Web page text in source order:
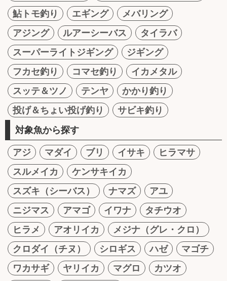
鮎トモ釣り
エギング
メバリング
アジング
ルアーシーバス
タイラバ
スーパーライトジギング
ジギング
フカセ釣り
コマセ釣り
イカメタル
スッテ＆ツノ
テンヤ
かかり釣り
投げ＆ちょい投げ釣り
サビキ釣り
対象魚から探す
アジ マダイ ブリ イサキ
ヒラマサ
スルメイカ
ケンサキイカ
スズキ（シーバス）
ナマズ
アユ
ニジマス
アマゴ イワナ
タチウオ
ヒラメ
アオリイカ
メジナ（グレ・クロ）
クロダイ（チヌ）
シロギス ハゼ
マゴチ
ワカサギ
ヤリイカ マグロ
カツオ